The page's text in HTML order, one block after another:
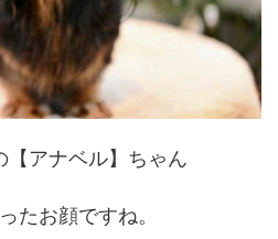
アナベル】ちゃん
たお顔ですね。